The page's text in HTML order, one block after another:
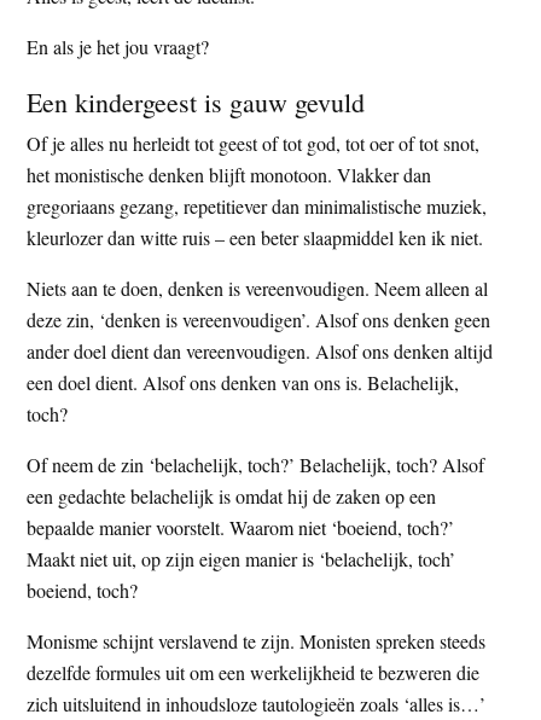
En als je het jou vraagt?
Een kindergeest is gauw gevuld
Of je alles nu herleidt tot geest of tot god, tot oer of tot snot,
het monistische denken blijft monotoon. Vlakker dan
gregoriaans gezang, repetitiever dan minimalistische muziek,
kleurlozer dan witte ruis – een beter slaapmiddel ken ik niet.
Niets aan te doen, denken is vereenvoudigen. Neem alleen al
deze zin, ‘denken is vereenvoudigen’. Alsof ons denken geen
ander doel dient dan vereenvoudigen. Alsof ons denken altijd
een doel dient. Alsof ons denken van ons is. Belachelijk,
toch?
Of neem de zin ‘belachelijk, toch?’ Belachelijk, toch? Alsof
een gedachte belachelijk is omdat hij de zaken op een
bepaalde manier voorstelt. Waarom niet ‘boeiend, toch?’
Maakt niet uit, op zijn eigen manier is ‘belachelijk, toch’
boeiend, toch?
Monisme schijnt verslavend te zijn. Monisten spreken steeds
dezelfde formules uit om een werkelijkheid te bezweren die
zich uitsluitend in inhoudsloze tautologieën zoals ‘alles is…’